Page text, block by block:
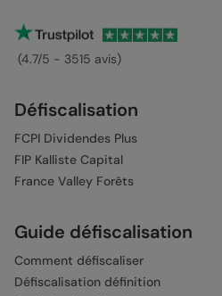
(4.7/5 - 3515 avis)
Défiscalisation
FCPI Dividendes Plus
FIP Kalliste Capital
France Valley Forêts
Guide défiscalisation
Comment défiscaliser
Défiscalisation définition